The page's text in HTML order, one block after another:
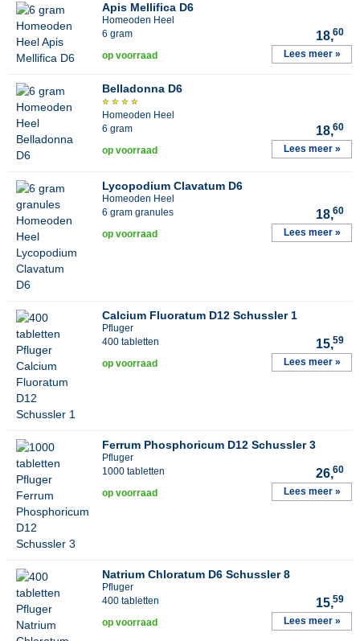
Apis Mellifica D6
Homeoden Heel
6 gram
18,60
op voorraad Lees meer »
Belladonna D6
Homeoden Heel
6 gram
18,60
op voorraad Lees meer »
Lycopodium Clavatum D6
Homeoden Heel
6 gram granules
18,60
op voorraad Lees meer »
Calcium Fluoratum D12 Schussler 1
Pfluger
400 tabletten
15,59
op voorraad Lees meer »
Ferrum Phosphoricum D12 Schussler 3
Pfluger
1000 tabletten
26,60
op voorraad Lees meer »
Natrium Chloratum D6 Schussler 8
Pfluger
400 tabletten
15,59
op voorraad Lees meer »